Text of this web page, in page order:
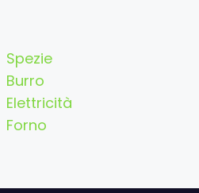
Spezie
Burro
Elettricità
Forno